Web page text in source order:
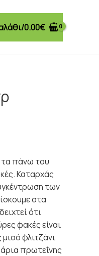
0.00€
τα πάνω του
Καταρχάς
των
στα
ότι
φακές είναι
μισό φλιτζάνι
πρωτεΐνης